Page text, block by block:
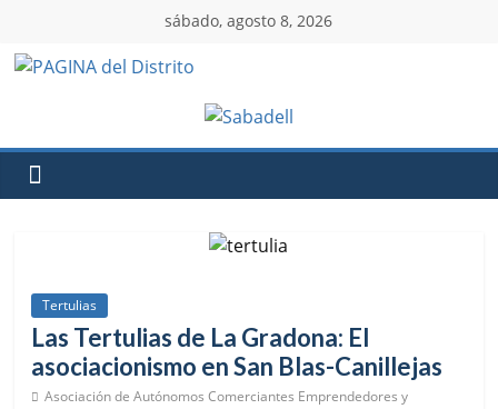
sábado, agosto 8, 2026
Tertulias
Las Tertulias de La Gradona: El
asociacionismo en San Blas-Canillejas
Asociación de Autónomos Comerciantes Emprendedores y